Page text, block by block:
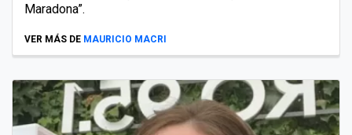
Maradona”.
VER MÁS DE MAURICIO MACRI